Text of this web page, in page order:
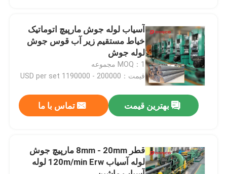
کنترل کیفیت
تماس با ما
اخبار
Blog
آسیاب لوله جوش مارپیچ اتوماتیک
خياط مستقیم زیر آب قوس جوش
لوله جوش
MOQ：1 مجموعه
قیمت：200000 - 1190000 USD per set
بهترین قیمت تماس با ما
قطر 8mm - 20mm مارپیچ جوش
لوله آسیاب 120m/min Erw لوله